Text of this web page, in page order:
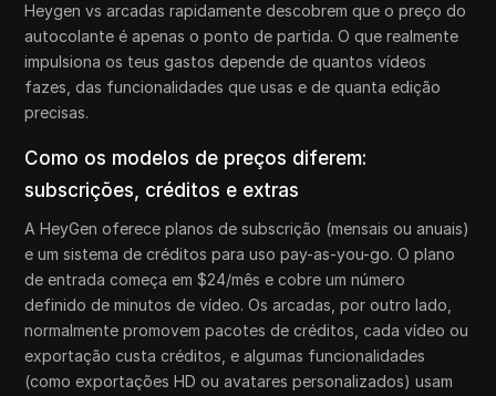
Heygen vs arcadas rapidamente descobrem que o preço do
autocolante é apenas o ponto de partida. O que realmente
impulsiona os teus gastos depende de quantos vídeos
fazes, das funcionalidades que usas e de quanta edição
precisas.
Como os modelos de preços diferem:
subscrições, créditos e extras
A HeyGen oferece planos de subscrição (mensais ou anuais)
e um sistema de créditos para uso pay-as-you-go. O plano
de entrada começa em $24/mês e cobre um número
definido de minutos de vídeo. Os arcadas, por outro lado,
normalmente promovem pacotes de créditos, cada vídeo ou
exportação custa créditos, e algumas funcionalidades
(como exportações HD ou avatares personalizados) usam